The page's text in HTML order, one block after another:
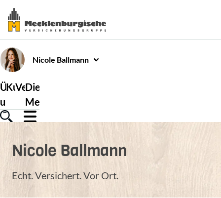
Nicole Ballmann
Über
uns
Kundenservice
Versicherungen
Die
Mecklenburgische
Nicole Ballmann
Echt. Versichert. Vor Ort.